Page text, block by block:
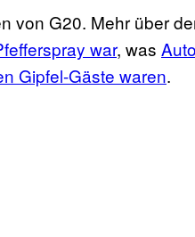
von G20. Mehr über
war, was
Gipfel-Gäste waren.